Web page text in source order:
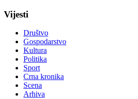
Vijesti
Društvo
Gospodarstvo
Kultura
Politika
Sport
Crna kronika
Scena
Arhiva